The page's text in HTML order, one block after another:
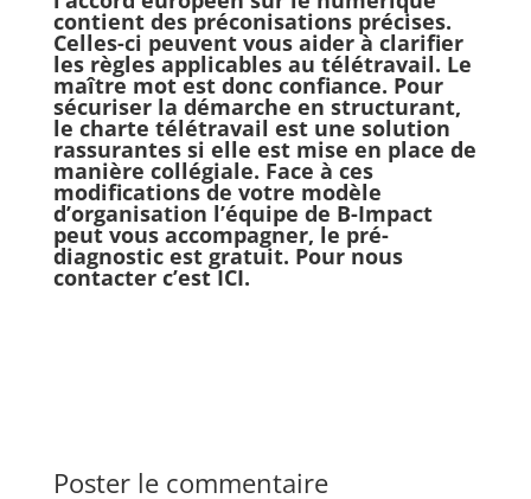
contient des préconisations précises.
Celles-ci peuvent vous aider à clarifier
les règles applicables au télétravail. Le
maître mot est donc confiance. Pour
sécuriser la démarche en structurant,
le charte télétravail est une solution
rassurantes si elle est mise en place de
manière collégiale. Face à ces
modifications de votre modèle
d’organisation l’équipe de B-Impact
peut vous accompagner, le pré-
diagnostic est gratuit. Pour nous
contacter c’estICI.
Poster le commentaire